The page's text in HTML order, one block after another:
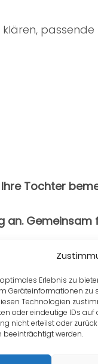
Erlebnis zu
Geräteinformationen
Technologien
oder eindeutige IDs auf
nicht erteilst oder
beeinträchtigt werden.
passende
Tochter
an. Gemeinsam
bewegt